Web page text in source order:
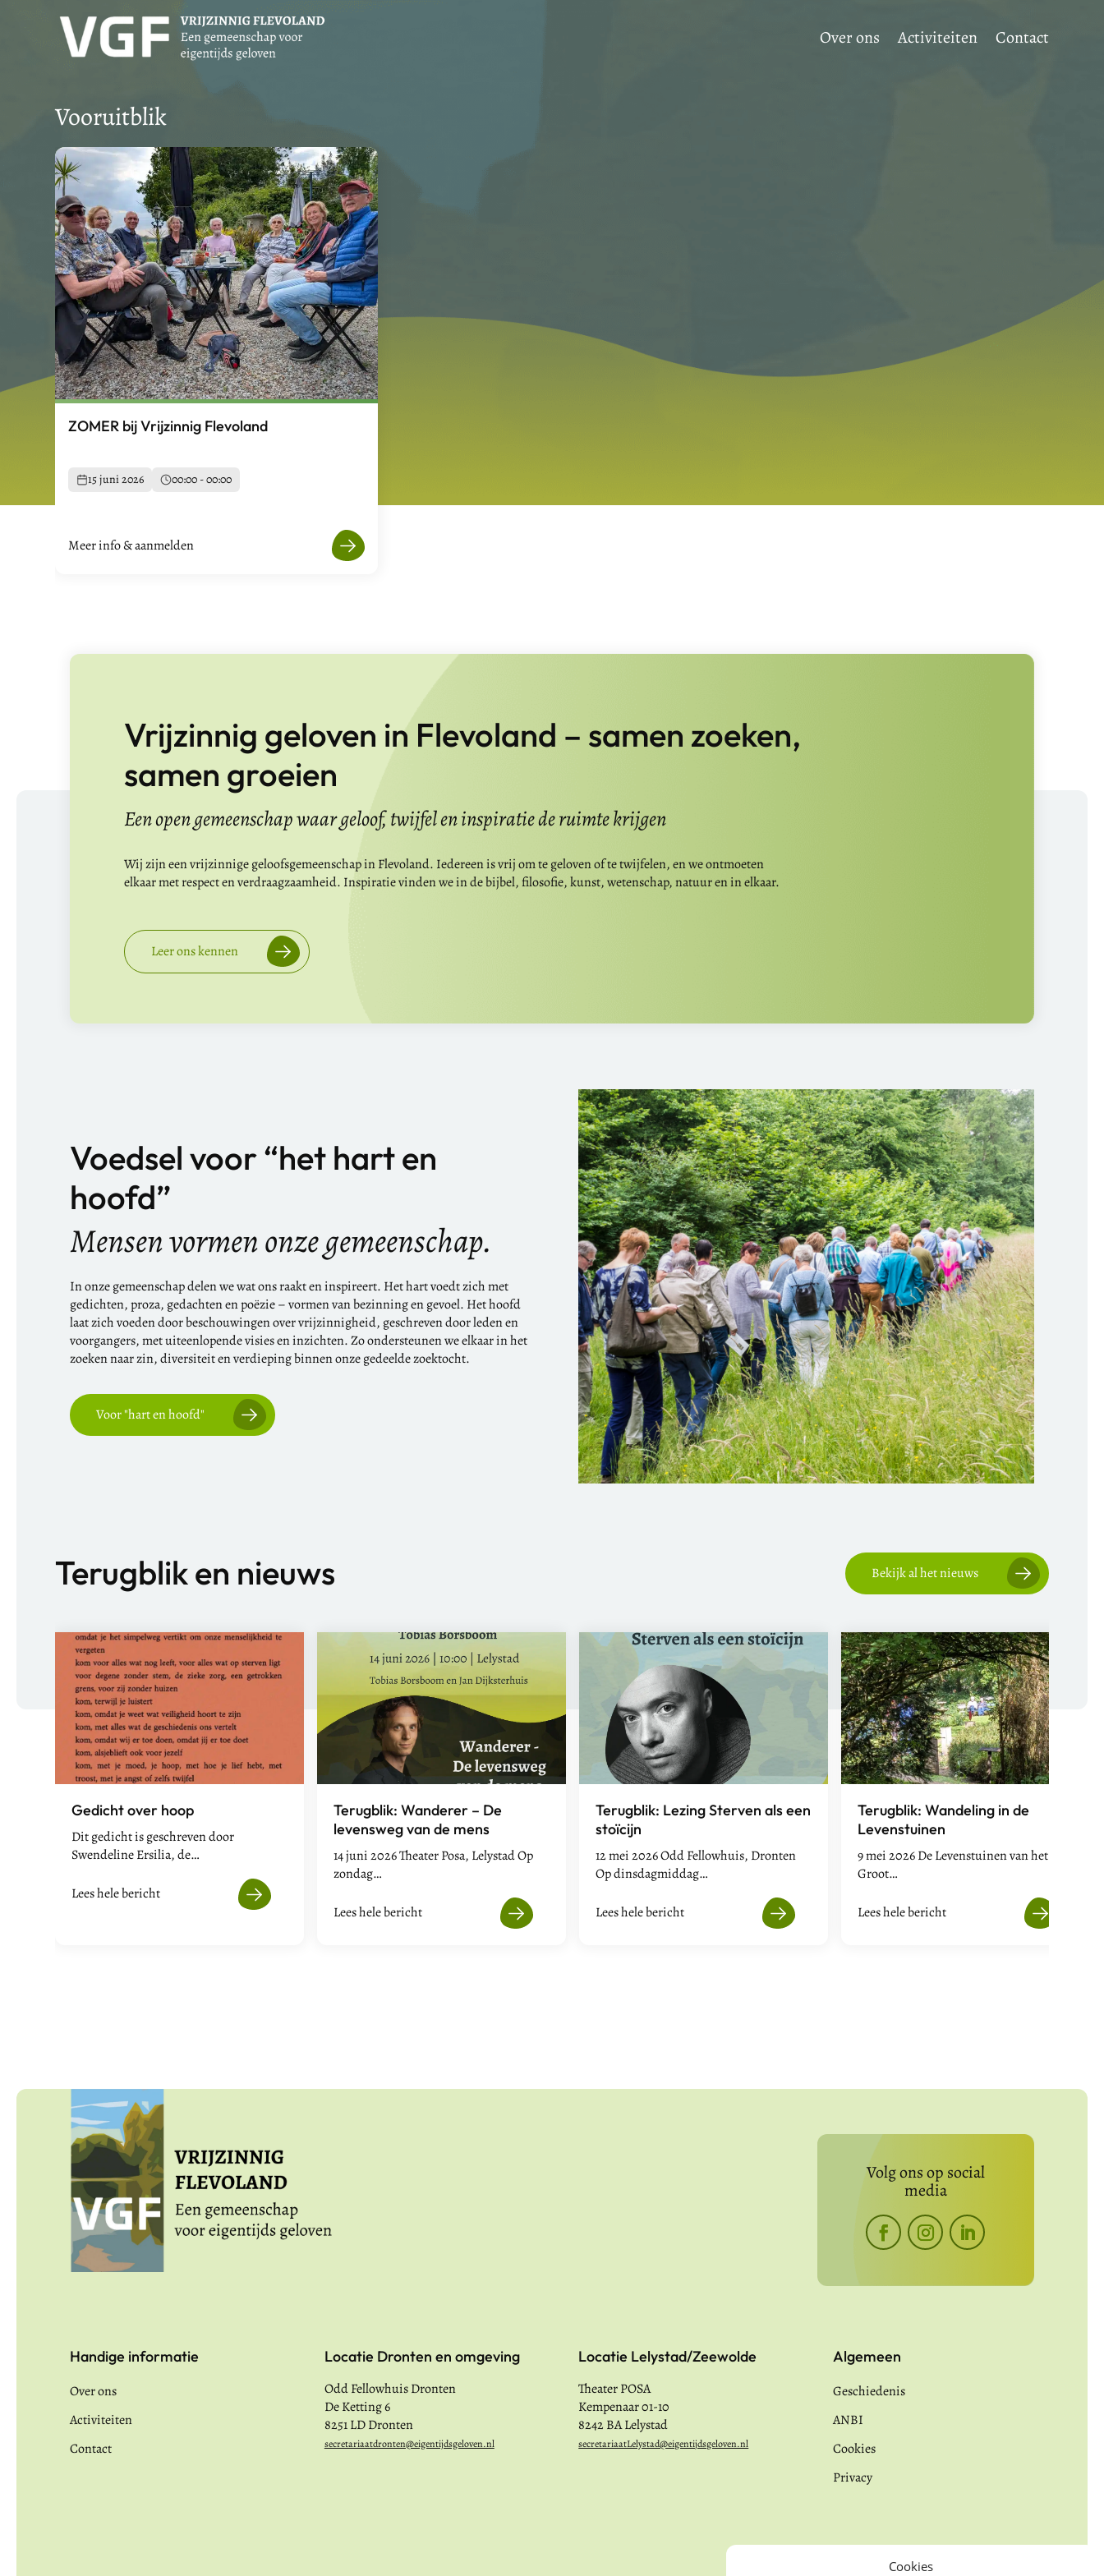
Cookies
Over ons Activiteiten Contact
Vooruitblik
ZOMER bij Vrijzinnig Flevoland
15 juni 2026 00:00 - 00:00
Meer info & aanmelden
Vrijzinnig geloven in Flevoland – samen zoeken,
samen groeien
Een open gemeenschap waar geloof, twijfel en inspiratie de ruimte krijgen
Wij zijn een vrijzinnige geloofsgemeenschap in Flevoland. Iedereen is vrij om te geloven of te twijfelen, en we ontmoeten
elkaar met respect en verdraagzaamheid. Inspiratie vinden we in de bijbel, filosofie, kunst, wetenschap, natuur en in elkaar.
Leer ons kennen
Voedsel voor “het hart en
hoofd”
Mensen vormen onze gemeenschap.
In onze gemeenschap delen we wat ons raakt en inspireert. Het hart voedt zich met
gedichten, proza, gedachten en poëzie – vormen van bezinning en gevoel. Het hoofd
laat zich voeden door beschouwingen over vrijzinnigheid, geschreven door leden en
voorgangers, met uiteenlopende visies en inzichten. Zo ondersteunen we elkaar in het
zoeken naar zin, diversiteit en verdieping binnen onze gedeelde zoektocht.
Voor "hart en hoofd"
Terugblik en nieuws Bekijk al het nieuws
Gedicht over hoop
Dit gedicht is geschreven door
Swendeline Ersilia, de…
Lees hele bericht
Terugblik: Wanderer – De
levensweg van de mens
14 juni 2026 Theater Posa, Lelystad Op
zondag…
Lees hele bericht
Terugblik: Lezing Sterven als een
stoïcijn
12 mei 2026 Odd Fellowhuis, Dronten
Op dinsdagmiddag…
Lees hele bericht
Terugblik: Wandeling in de
Levenstuinen
9 mei 2026 De Levenstuinen van het
Groot…
Lees hele bericht
Volg ons op social
media
Handige informatie
Over ons
Activiteiten
Contact
Locatie Dronten en omgeving
Odd Fellowhuis Dronten
De Ketting 6
8251 LD Dronten
secretariaatdronten@eigentijdsgeloven.nl
Locatie Lelystad/Zeewolde
Theater POSA
Kempenaar 01-10
8242 BA Lelystad
secretariaatLelystad@eigentijdsgeloven.nl
Algemeen
Geschiedenis
ANBI
Cookies
Privacy